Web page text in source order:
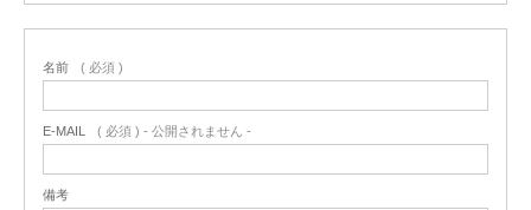
名前 ( 必須 )
E-MAIL ( 必須 ) - 公開されません -
備考